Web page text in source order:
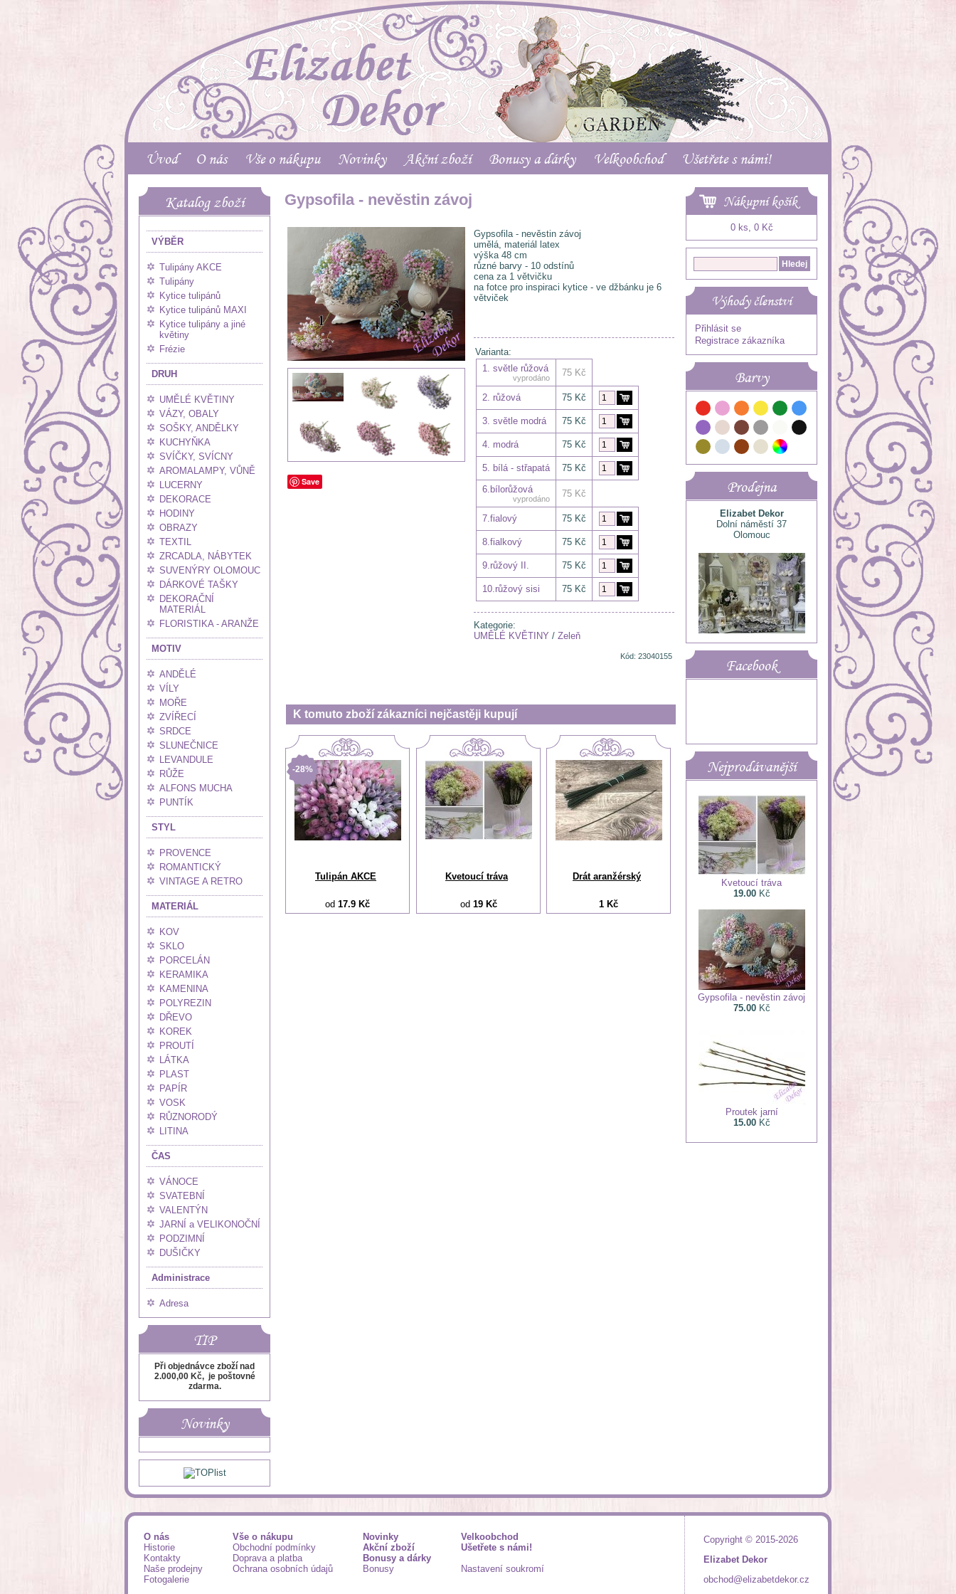
Úvod O nás Vše o nákupu Novinky Akční zboží Bonusy a dárky Velkoobchod Ušetřete s námi!
Katalog zboží
VÝBĚR
Tulipány AKCE
Tulipány
Kytice tulipánů
Kytice tulipánů MAXI
Kytice tulipány a jiné
květiny
Frézie
DRUH
UMĚLÉ KVĚTINY
VÁZY, OBALY
SOŠKY, ANDĚLKY
KUCHYŇKA
SVÍČKY, SVÍCNY
AROMALAMPY, VŮNĚ
LUCERNY
DEKORACE
HODINY
OBRAZY
TEXTIL
ZRCADLA, NÁBYTEK
SUVENÝRY OLOMOUC
DÁRKOVÉ TAŠKY
DEKORAČNÍ
MATERIÁL
FLORISTIKA - ARANŽE
MOTIV
ANDĚLÉ
VÍLY
MOŘE
ZVÍŘECÍ
SRDCE
SLUNEČNICE
LEVANDULE
RŮŽE
ALFONS MUCHA
PUNTÍK
STYL
PROVENCE
ROMANTICKÝ
VINTAGE A RETRO
MATERIÁL
KOV
SKLO
PORCELÁN
KERAMIKA
KAMENINA
POLYREZIN
DŘEVO
KOREK
PROUTÍ
LÁTKA
PLAST
PAPÍR
VOSK
RŮZNORODÝ
LITINA
ČAS
VÁNOCE
SVATEBNÍ
VALENTÝN
JARNÍ a VELIKONOČNÍ
PODZIMNÍ
DUŠIČKY
Administrace
Adresa
TIP
Při objednávce zboží nad
2.000,00 Kč, je poštovné
zdarma.
Novinky
Gypsofila - nevěstin závoj
Save
Gypsofila - nevěstin závoj
umělá, materiál latex
výška 48 cm
různé barvy - 10 odstínů
cena za 1 větvičku
na fotce pro inspiraci kytice - ve džbánku je 6
větviček
Varianta:
1. světle růžová
vyprodáno 75 Kč
2. růžová 75 Kč
3. světle modrá 75 Kč
4. modrá 75 Kč
5. bílá - střapatá
75 Kč
6.bílorůžová
vyprodáno 75 Kč
7.fialový 75 Kč
8.fialkový 75 Kč
9.růžový II. 75 Kč
10.růžový sisi 75 Kč
Kategorie:
UMĚLÉ KVĚTINY / Zeleň
Kód: 23040155
K tomuto zboží zákazníci nejčastěji kupují
-28%
Tulipán AKCE
od 17.9 Kč
Kvetoucí tráva
od 19 Kč
Drát aranžérský
1 Kč
Nákupní košík
0 ks, 0 Kč
Výhody členství
Přihlásit se
Registrace zákazníka
Barvy
Prodejna
Elizabet Dekor
Dolní náměstí 37
Olomouc
Facebook
Nejprodávanější
Kvetoucí tráva
19.00Kč
Gypsofila - nevěstin závoj
75.00Kč
Proutek jarní
15.00Kč
Copyright © 2015-2026
Elizabet Dekor
obchod@elizabetdekor.cz
O nás
Historie
Kontakty
Naše prodejny
Fotogalerie
Vše o nákupu
Obchodní podmínky
Doprava a platba
Ochrana osobních údajů
Novinky
Akční zboží
Bonusy a dárky
Bonusy
Velkoobchod
Ušetřete s námi!
Nastavení soukromí